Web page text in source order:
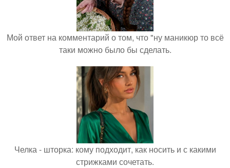
Мой ответ на комментарий о том, что "ну маникюр то всё
таки можно было бы сделать.
Челка - шторка: кому подходит, как носить и с какими
стрижками сочетать.